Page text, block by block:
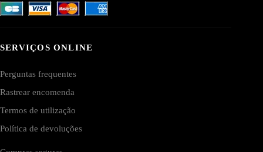
SERVIÇOS ONLINE
Perguntas frequentes
Rastrear encomenda
Termos de utilização
Política de devoluções